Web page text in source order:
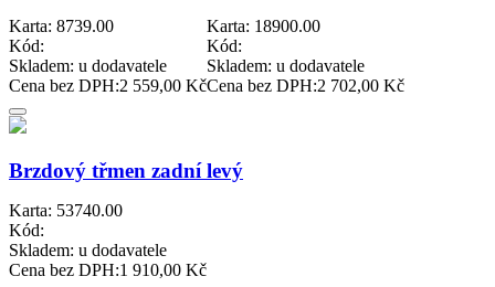
Karta: 8739.00
Kód:
Skladem: u dodavatele
Cena bez DPH:2 559,00 Kč
Karta: 18900.00
Kód:
Skladem: u dodavatele
Cena bez DPH:2 702,00 Kč
Brzdový třmen zadní levý
Karta: 53740.00
Kód:
Skladem: u dodavatele
Cena bez DPH:1 910,00 Kč